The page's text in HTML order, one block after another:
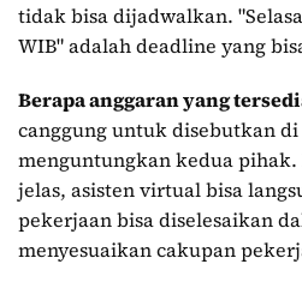
tidak bisa dijadwalkan.
WIB" adalah deadline yang
Berapa anggaran yang
canggung untuk disebutkan
menguntungkan kedua pihak.
jelas, asisten virtual bisa
pekerjaan bisa diselesaikan
menyesuaikan cakupan